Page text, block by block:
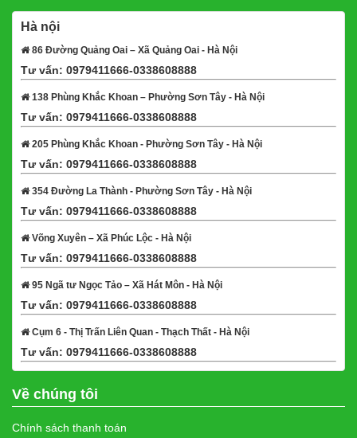
Hà nội
86 Đường Quảng Oai – Xã Quảng Oai - Hà Nội
Tư vấn: 0979411666-0338608888
138 Phùng Khắc Khoan – Phường Sơn Tây - Hà Nội
Tư vấn: 0979411666-0338608888
205 Phùng Khắc Khoan - Phường Sơn Tây - Hà Nội
Tư vấn: 0979411666-0338608888
354 Đường La Thành - Phường Sơn Tây - Hà Nội
Tư vấn: 0979411666-0338608888
Võng Xuyên – Xã Phúc Lộc - Hà Nội
Tư vấn: 0979411666-0338608888
95 Ngã tư Ngọc Tảo – Xã Hát Môn - Hà Nội
Tư vấn: 0979411666-0338608888
Cụm 6 - Thị Trấn Liên Quan - Thạch Thất - Hà Nội
Tư vấn: 0979411666-0338608888
Về chúng tôi
Chính sách thanh toán